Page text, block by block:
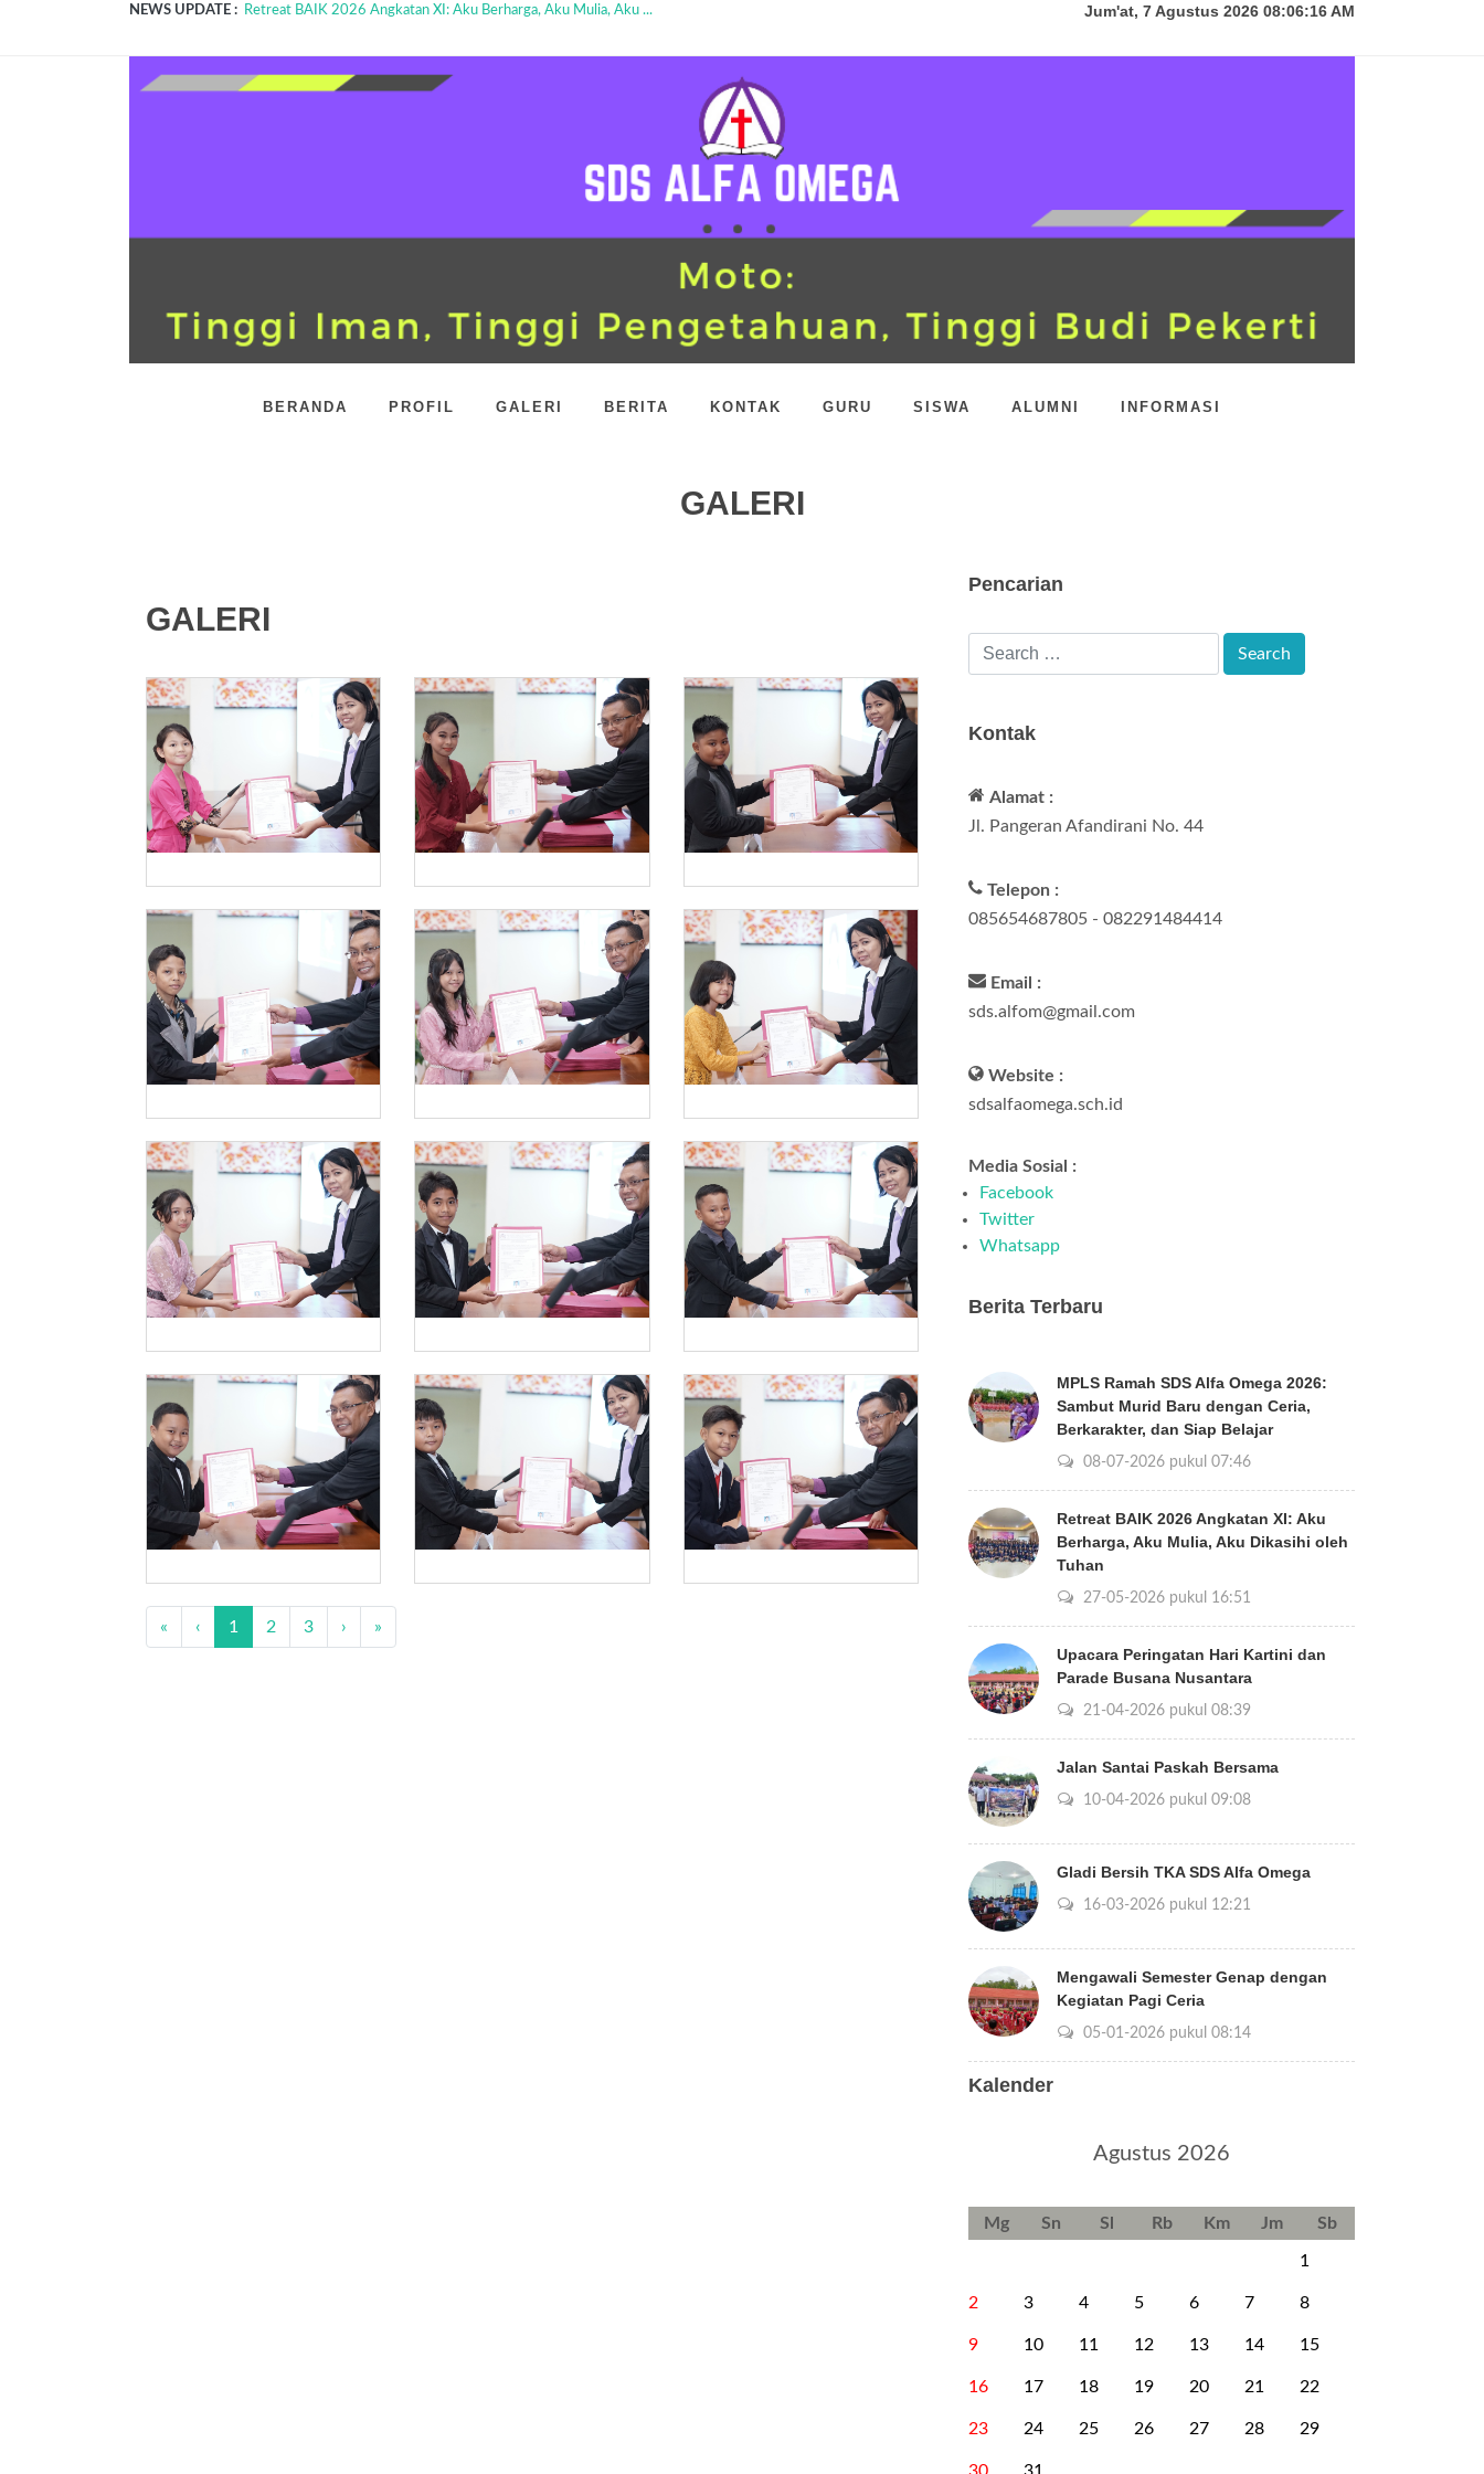
NEWS UPDATE :
Retreat BAIK 2026 Angkatan XI: Aku Berharga, Aku Mulia, Aku ...
Gladi Bersih TKA SDS Alfa Omega...
Mengawali Semester Genap dengan Kegiatan Pagi Ceria...
MPLS Ramah SDS Alfa Omega 2026: Sambut Murid Baru dengan Cer...
Jum'at, 7 Agustus 2026 08:06:17 AM
BERANDA PROFIL GALERI BERITA KONTAK GURU SISWA ALUMNI INFORMASI
GALERI
GALERI
« ‹ 1 2 3 › »
Pencarian
Kontak
Alamat :
Jl. Pangeran Afandirani No. 44
Telepon :
085654687805 - 082291484414
Email :
sds.alfom@gmail.com
Website :
sdsalfaomega.sch.id
Media Sosial :
Facebook
Twitter
Whatsapp
Berita Terbaru
MPLS Ramah SDS Alfa Omega 2026:
Sambut Murid Baru dengan Ceria,
Berkarakter, dan Siap Belajar
08-07-2026 pukul 07:46
Retreat BAIK 2026 Angkatan XI: Aku
Berharga, Aku Mulia, Aku Dikasihi oleh
Tuhan
27-05-2026 pukul 16:51
Upacara Peringatan Hari Kartini dan
Parade Busana Nusantara
21-04-2026 pukul 08:39
Jalan Santai Paskah Bersama
10-04-2026 pukul 09:08
Gladi Bersih TKA SDS Alfa Omega
16-03-2026 pukul 12:21
Mengawali Semester Genap dengan
Kegiatan Pagi Ceria
05-01-2026 pukul 08:14
Kalender
Agustus 2026
Mg Sn Sl Rb Km Jm Sb
1
2 3 4 5 6 7 8
9 10 11 12 13 14 15
16 17 18 19 20 21 22
23 24 25 26 27 28 29
30 31